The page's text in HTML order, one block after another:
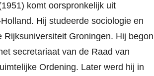
komt oorspronkelijk uit
Hij studeerde sociologie en
Rijksuniversiteit Groningen. Hij begon
secretariaat van de Raad van
Ordening. Later werd hij in